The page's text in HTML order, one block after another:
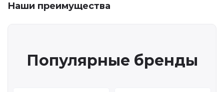
Наши преимущества
Популярные бренды